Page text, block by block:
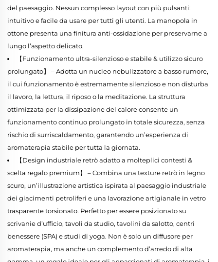
del paesaggio. Nessun complesso layout con più pulsanti:
intuitivo e facile da usare per tutti gli utenti. La manopola in
ottone presenta una finitura anti-ossidazione per preservarne a
lungo l’aspetto delicato.
【Funzionamento ultra-silenzioso e stabile & utilizzo sicuro
prolungato】 – Adotta un nucleo nebulizzatore a basso rumore,
il cui funzionamento è estremamente silenzioso e non disturba
il lavoro, la lettura, il riposo o la meditazione. La struttura
ottimizzata per la dissipazione del calore consente un
funzionamento continuo prolungato in totale sicurezza, senza
rischio di surriscaldamento, garantendo un’esperienza di
aromaterapia stabile per tutta la giornata.
【Design industriale retrò adatto a molteplici contesti &
scelta regalo premium】 – Combina una texture retrò in legno
scuro, un’illustrazione artistica ispirata al paesaggio industriale
dei giacimenti petroliferi e una lavorazione artigianale in vetro
trasparente torsionato. Perfetto per essere posizionato su
scrivanie d’ufficio, tavoli da studio, tavolini da salotto, centri
benessere (SPA) e studi di yoga. Non è solo un diffusore per
aromaterapia, ma anche un complemento d’arredo di alta